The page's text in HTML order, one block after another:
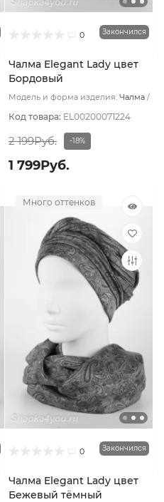
0 Закончился
Чалма Elegant Lady цвет
Бордовый
Модель и форма изделия: Чалма
Код товара: EL00200071224
2 199Руб. -18%
1 799Руб.
Много оттенков
0 Закончился
Чалма Elegant Lady цвет
Бежевый тёмный